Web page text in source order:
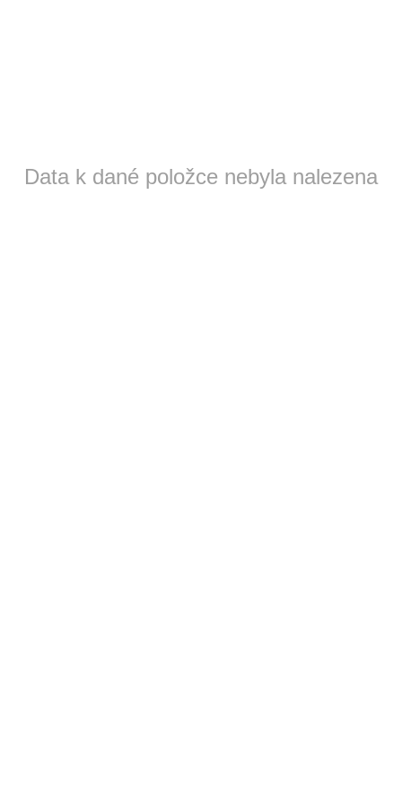
Data k dané položce nebyla nalezena